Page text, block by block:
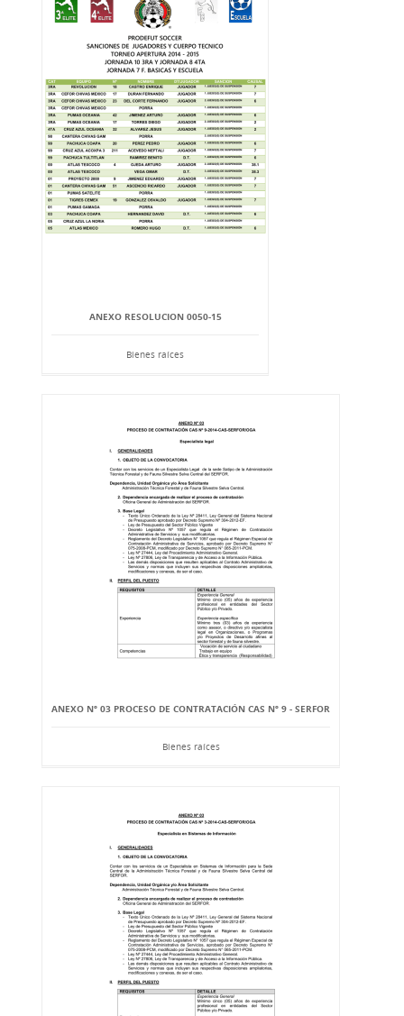
ANEXO RESOLUCION 0050-15
Bienes raíces
ANEXO Nº 03 PROCESO DE CONTRATACIÓN CAS Nº 9 - SERFOR
Bienes raíces